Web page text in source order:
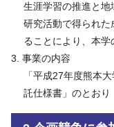
生涯学習の推進と地
研究活動で得られ
ることにより、本学
事業の内容
「平成27年度熊本
託仕様書」のとおり